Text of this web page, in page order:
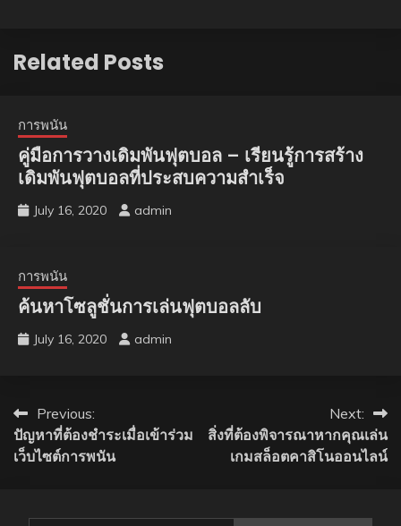
Related Posts
การพนัน
คู่มือการวางเดิมพันฟุตบอล – เรียนรู้การสร้าง
เดิมพันฟุตบอลที่ประสบความสำเร็จ
July 16, 2020 admin
การพนัน
ค้นหาโซลูชั่นการเล่นฟุตบอลลับ
July 16, 2020 admin
Post
navigation
Previous:
ปัญหาที่ต้องชำระเมื่อเข้าร่วม
เว็บไซต์การพนัน
Next:
สิ่งที่ต้องพิจารณาหากคุณเล่น
เกมสล็อตคาสิโนออนไลน์